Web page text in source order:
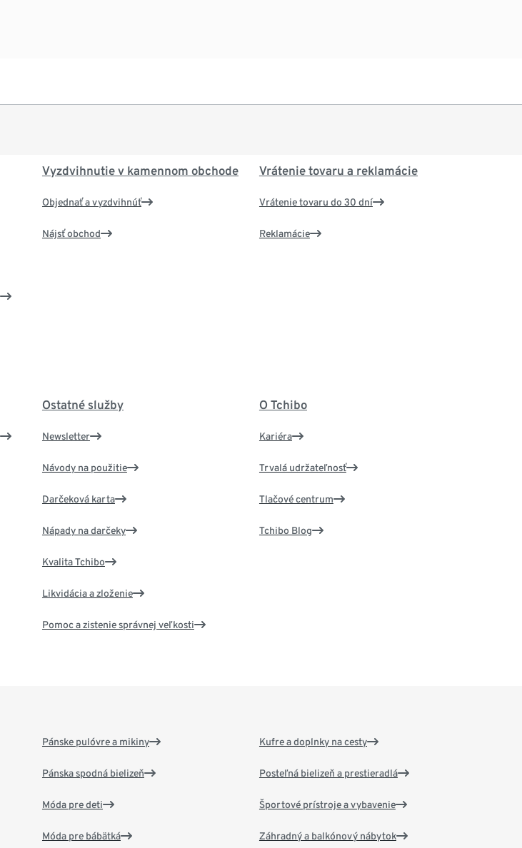
Vyzdvihnutie v kamennom obchode
Objednať a vyzdvihnúť
Nájsť obchod
Vrátenie tovaru a reklamácie
Vrátenie tovaru do 30 dní
Reklamácie
Ostatné služby
Newsletter
Návody na použitie
Darčeková karta
Nápady na darčeky
Kvalita Tchibo
Likvidácia a zloženie
Pomoc a zistenie správnej veľkosti
O Tchibo
Kariéra
Trvalá udržateľnosť
Tlačové centrum
Tchibo Blog
Pánske pulóvre a mikiny
Pánska spodná bielizeň
Móda pre deti
Móda pre bábätká
Kufre a doplnky na cesty
Posteľná bielizeň a prestieradlá
Športové prístroje a vybavenie
Záhradný a balkónový nábytok